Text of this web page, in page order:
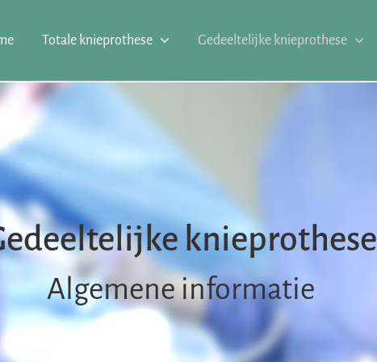
Totale knieprothese Gedeeltelijke knieprothese
knieprothese
Algemene informatie